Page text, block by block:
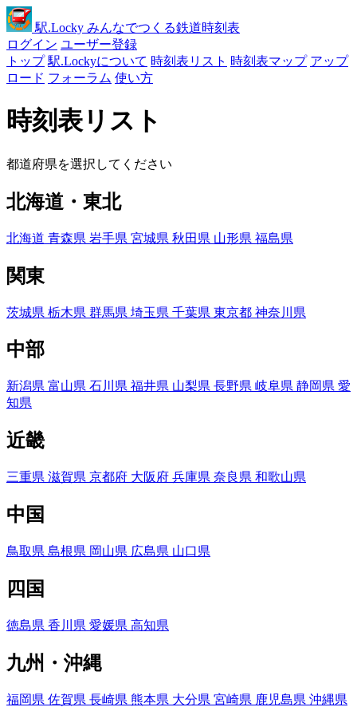
駅.Locky みんなでつくる鉄道時刻表
ログイン ユーザー登録
トップ 駅.Lockyについて 時刻表リスト 時刻表マップ アップ
ロード フォーラム 使い方
時刻表リスト
都道府県を選択してください
北海道・東北
北海道 青森県 岩手県 宮城県 秋田県 山形県 福島県
関東
茨城県 栃木県 群馬県 埼玉県 千葉県 東京都 神奈川県
中部
新潟県 富山県 石川県 福井県 山梨県 長野県 岐阜県 静岡県 愛
知県
近畿
三重県 滋賀県 京都府 大阪府 兵庫県 奈良県 和歌山県
中国
鳥取県 島根県 岡山県 広島県 山口県
四国
徳島県 香川県 愛媛県 高知県
九州・沖縄
福岡県 佐賀県 長崎県 熊本県 大分県 宮崎県 鹿児島県 沖縄県